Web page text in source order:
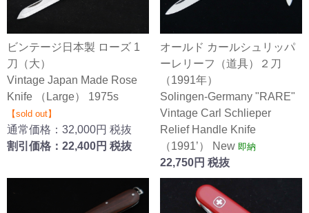
ビンテージ日本製 ローズ 1
刀（大）
Vintage Japan Made Rose
Knife （Large） 1975s
【sold out】
通常価格：32,000円 税抜
割引価格：22,400円 税抜
オールド カールシュリッパ
ーレリーフ（道具）２刀
（1991年）
Solingen-Germany "RARE"
Vintage Carl Schlieper
Relief Handle Knife
（1991’） New 即納
22,750円 税抜